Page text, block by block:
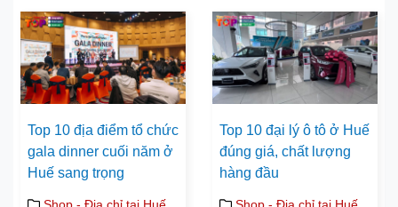
Top 10 địa điểm tổ chức
gala dinner cuối năm ở
Huế sang trọng
Top 10 đại lý ô tô ở Huế
đúng giá, chất lượng
hàng đầu